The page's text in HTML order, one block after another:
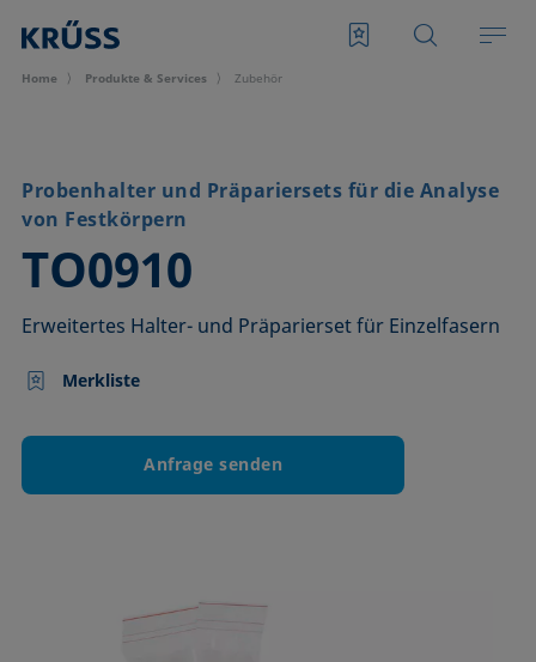
Home Produkte & Services Zubehör
Probenhalter und Präpariersets für die Analyse
von Festkörpern
TO0910
–
Erweitertes Halter- und Präparierset für Einzelfasern
Merkliste
Anfrage senden